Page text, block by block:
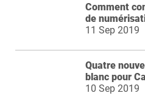
Comment
de
11 Sep 2019
Quatre
blanc pour
10 Sep 2019